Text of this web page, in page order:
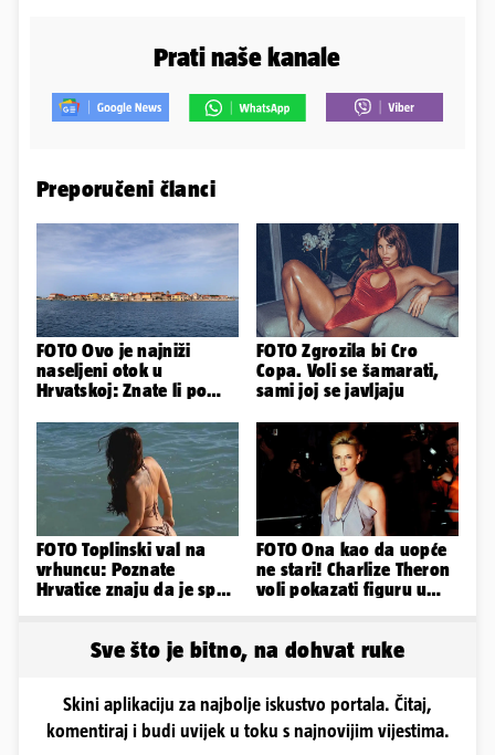
Prati naše kanale
Preporučeni članci
FOTO Ovo je najniži
naseljeni otok u
Hrvatskoj: Znate li po
FOTO Zgrozila bi Cro
Copa. Voli se šamarati,
sami joj se javljaju
FOTO Toplinski val na
vrhuncu: Poznate
Hrvatice znaju da je spas
FOTO Ona kao da uopće
ne stari! Charlize Theron
voli pokazati figuru u
Sve što je bitno, na dohvat ruke
Skini aplikaciju za najbolje iskustvo portala. Čitaj,
komentiraj i budi uvijek u toku s najnovijim vijestima.